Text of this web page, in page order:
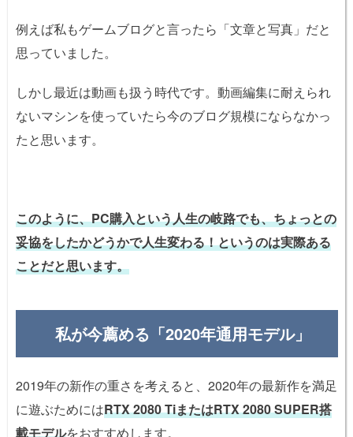
例えば私もゲームブログと言ったら「文章と写真」だと
思っていました。
しかし最近は動画も扱う時代です。動画編集に耐えられ
ないマシンを使っていたら今のブログ規模にならなかっ
たと思います。
このように、PC購入という人生の岐路でも、ちょっとの
妥協をしたかどうかで人生変わる！というのは実際ある
ことだと思います。
私が今薦める「2020年通用モデル」
2019年の新作の重さを考えると、2020年の最新作を満足
に遊ぶためにはRTX 2080 TiまたはRTX 2080 SUPER搭
載モデルをおすすめします。